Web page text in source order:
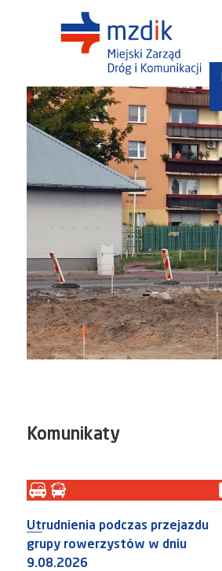
Komunikaty
Utrudnienia podczas przejazdu
grupy rowerzystów w dniu
9.08.2026